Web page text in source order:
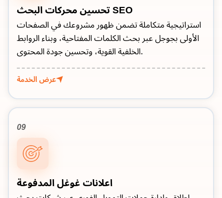
تحسين محركات البحث SEO
استراتيجية متكاملة تضمن ظهور مشروعك في الصفحات
الأولى بجوجل عبر بحث الكلمات المفتاحية، وبناء الروابط
الخلفية القوية، وتحسين جودة المحتوى.
عرض الخدمة
09
اعلانات غوغل المدفوعة